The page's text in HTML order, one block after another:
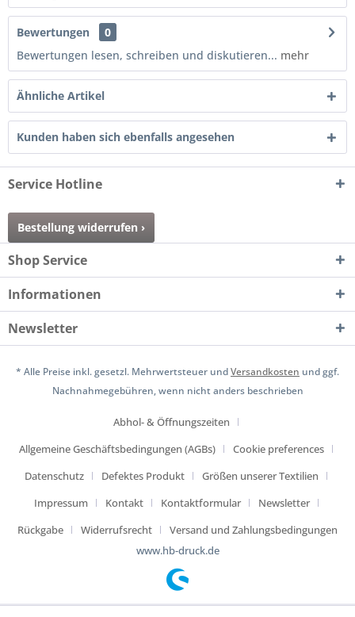
Bewertungen
0
Bewertungen lesen, schreiben und diskutieren... mehr
Ähnliche Artikel
Kunden haben sich ebenfalls angesehen
Service Hotline
Bestellung widerrufen ›
Shop Service
Informationen
Newsletter
* Alle Preise inkl. gesetzl. Mehrwertsteuer undVersandkosten und ggf.
Nachnahmegebühren, wenn nicht anders beschrieben
Abhol- & Öffnungszeiten
Allgemeine Geschäftsbedingungen (AGBs)
Cookie preferences
Datenschutz
Defektes Produkt
Größen unserer Textilien
Impressum
Kontakt Kontaktformular
Newsletter
Rückgabe
Widerrufsrecht
Versand und Zahlungsbedingungen
www.hb-druck.de